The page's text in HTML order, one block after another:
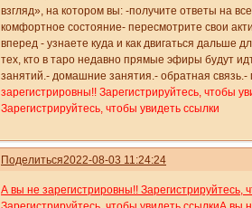
взгляд», на котором вы: -получите ответы на
комфортное состояние- пересмотрите свои
вперед - узнаете куда и как двигаться дальше
тех, кто в таро недавно прямые эфиры будут
занятий.- домашние занятия.- обратная связь.-
зарегистрировны!! Зарегистрируйтесь, чтобы
Зарегистрируйтесь, чтобы увидеть ссылки
Поделиться2022-08-03 11:24:24
А вы не зарегистрировны!! Зарегистрируйтесь,